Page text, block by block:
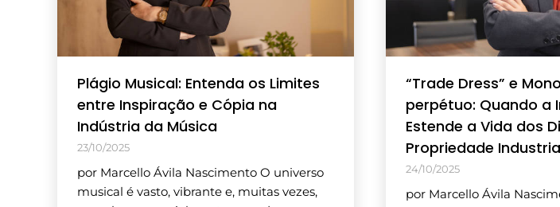
Plágio Musical: Entenda os Limites
entre Inspiração e Cópia na
Indústria da Música
23/10/2025
por Marcello Ávila Nascimento O universo
musical é vasto, vibrante e, muitas vezes,
“Trade Dress” e
perpétuo: Quando a
Estende a Vida dos
Propriedade
24/10/2025
por Marcello Ávila